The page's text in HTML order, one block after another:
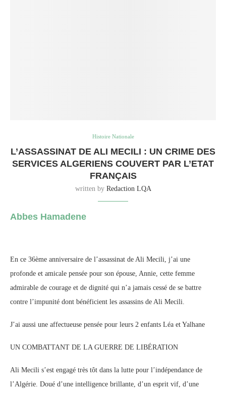
Histoire Nationale
L’ASSASSINAT DE ALI MECILI : UN CRIME DES
SERVICES ALGERIENS COUVERT PAR L’ETAT
FRANÇAIS
written by Redaction LQA
Abbes Hamadene
En ce 36ème anniversaire de l’assassinat de Ali Mecili, j’ai une
profonde et amicale pensée pour son épouse, Annie, cette femme
admirable de courage et de dignité qui n’a jamais cessé de se battre
contre l’impunité dont bénéficient les assassins de Ali Mecili.
J’ai aussi une affectueuse pensée pour leurs 2 enfants Léa et Yalhane
UN COMBATTANT DE LA GUERRE DE LIBÉRATION
Ali Mecili s’est engagé très tôt dans la lutte pour l’indépendance de
l’Algérie. Doué d’une intelligence brillante, d’un esprit vif, d’une